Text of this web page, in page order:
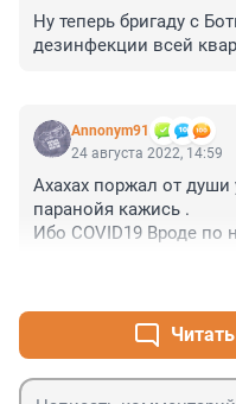
Ну теперь бригаду с
дезинфекции всей
Annonym91
24 августа 2022, 14:59
Ахахах поржал от души
паранойя кажись .
Ибо COVID19 Вроде